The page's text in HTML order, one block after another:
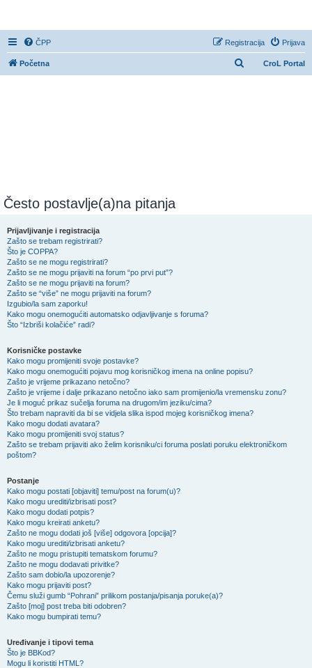
ČPP Prijava
Registracija
CroL Portal
Početna
Često postavlje(a)na pitanja
Prijavljivanje i registracija
Zašto se trebam registrirati?
Što je COPPA?
Zašto se ne mogu registrirati?
Zašto se ne mogu prijaviti na forum “po prvi put”?
Zašto se ne mogu prijaviti na forum?
Zašto se “više” ne mogu prijaviti na forum?
Izgubio/la sam zaporku!
Kako mogu onemogućiti automatsko odjavljivanje s foruma?
Što “Izbriši kolačiće” radi?
Korisničke postavke
Kako mogu promijeniti svoje postavke?
Kako mogu onemogućiti pojavu mog korisničkog imena na online popisu?
Zašto je vrijeme prikazano netočno?
Zašto je vrijeme i dalje prikazano netočno iako sam promijenio/la vremensku zonu?
Je li moguć prikaz sučelja foruma na drugom/im jeziku/cima?
Što trebam napraviti da bi se vidjela slika ispod mojeg korisničkog imena?
Kako mogu dodati avatara?
Kako mogu promijeniti svoj status?
Zašto se trebam prijaviti ako želim korisniku/ci foruma poslati poruku elektroničkom
poštom?
Postanje
Kako mogu postati [objaviti] temu/post na forum(u)?
Kako mogu urediti/izbrisati post?
Kako mogu dodati potpis?
Kako mogu kreirati anketu?
Zašto ne mogu dodati još [više] odgovora [opcija]?
Kako mogu urediti/izbrisati anketu?
Zašto ne mogu pristupiti tematskom forumu?
Zašto ne mogu dodavati privitke?
Zašto sam dobio/la upozorenje?
Kako mogu prijaviti post?
Čemu služi gumb “Pohrani” prilikom postanja/pisanja poruke(a)?
Zašto [moj] post treba biti odobren?
Kako mogu bumpirati temu?
Uređivanje i tipovi tema
Što je BBKod?
Mogu li koristiti HTML?